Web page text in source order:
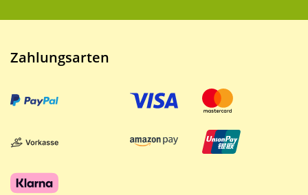
Zahlungsarten